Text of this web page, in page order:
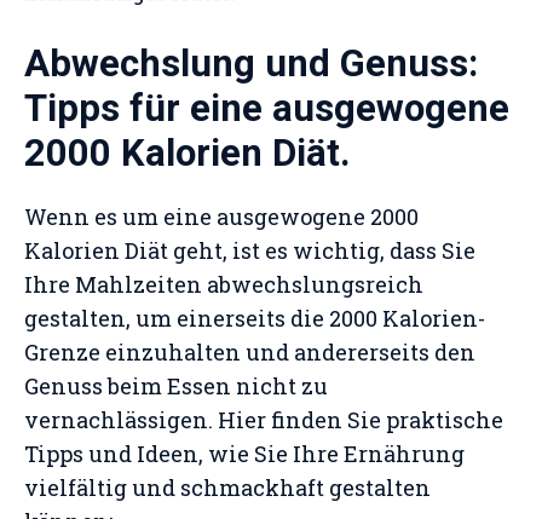
Abwechslung und Genuss:
Tipps für eine ausgewogene
2000 Kalorien Diät.
Wenn es um eine ausgewogene 2000
Kalorien Diät geht, ist es wichtig, dass Sie
Ihre Mahlzeiten abwechslungsreich
gestalten, um einerseits die 2000 Kalorien-
Grenze einzuhalten und andererseits den
Genuss beim Essen nicht zu
vernachlässigen. Hier finden Sie praktische
Tipps und Ideen, wie Sie Ihre Ernährung
vielfältig und schmackhaft gestalten